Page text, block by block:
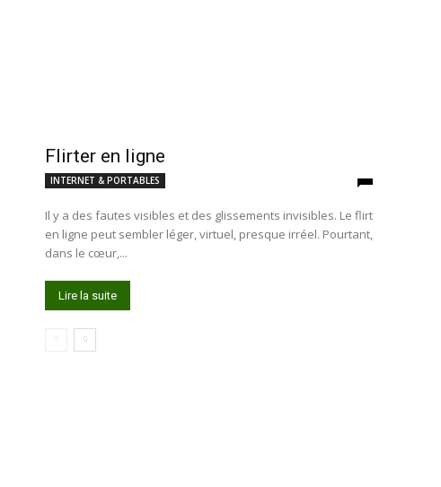
Flirter en ligne
INTERNET & PORTABLES
Il y a des fautes visibles et des glissements invisibles. Le flirt
en ligne peut sembler léger, virtuel, presque irréel. Pourtant,
dans le cœur,...
Lire la suite